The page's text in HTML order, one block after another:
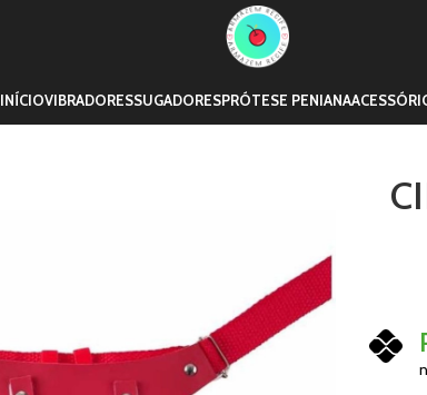
INÍCIOVIBRADORESSUGADORESPRÓTESE PENIANA